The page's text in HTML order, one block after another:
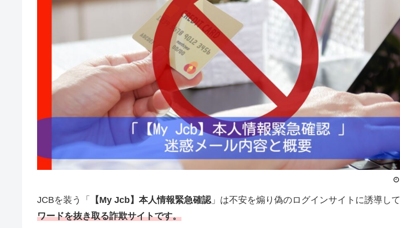
JCBを装う「 【My Jcb】本人情報緊急確認」は不安を煽り偽のログインサイトに誘導して
ワードを抜き取る詐欺サイトです。